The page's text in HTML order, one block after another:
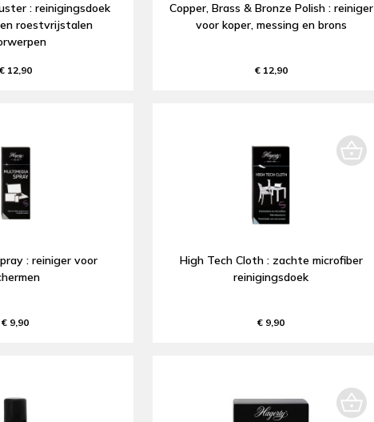
: reinigingsdoek
roestvrijstalen
€ 12,90
Copper, Brass & Bronze Polish : reiniger
voor koper, messing en brons
€ 12,90
: reiniger voor
€ 9,90
High Tech Cloth : zachte microfiber
reinigingsdoek
€ 9,90